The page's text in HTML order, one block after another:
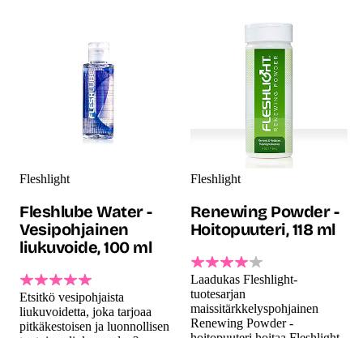
Fleshlight
Fleshlube Water -
Vesipohjainen
liukuvoide, 100 ml
Etsitkö vesipohjaista
liukuvoidetta, joka tarjoaa
pitkäkestoisen ja luonnollisen
Fleshlight
Renewing Powder -
Hoitopuuteri, 118 ml
Laadukas Fleshlight-
tuotesarjan
maissitärkkelyspohjainen
Renewing Powder -